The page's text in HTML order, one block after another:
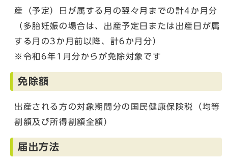
産（予定）日が属する月の翌々月までの計4か月分
（多胎妊娠の場合は、出産予定日または出産日が属
する月の3か月前以降、計6か月分）
※令和6年1月分からが免除対象です
免除額
出産される方の対象期間分の国民健康保険税（均等
割額及び所得割額全額）
届出方法